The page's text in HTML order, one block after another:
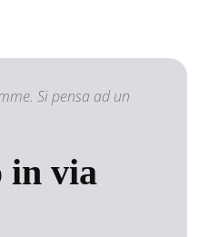
Si pensa ad un
in via